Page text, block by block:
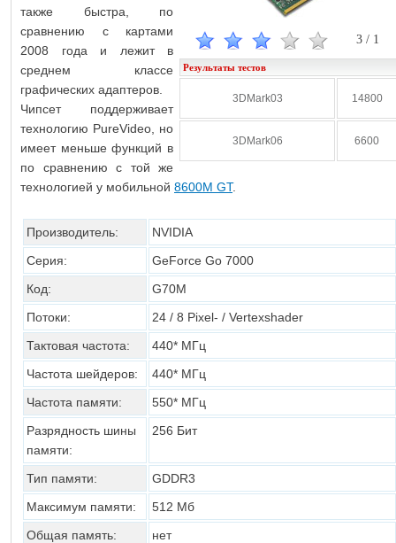
3 / 1
Результаты тестов
3DMark03 14800
3DMark06 6600
также быстра, по
сравнению с картами
2008 года и лежит в
среднем классе
графических адаптеров.
Чипсет поддерживает
технологию PureVideo, но
имеет меньше функций в
по сравнению с той же
технологией у мобильной 8600M GT.
Производитель:
NVIDIA
Серия:
GeForce Go 7000
Код:
G70M
Потоки:
24 / 8 Pixel- / Vertexshader
Тактовая частота:
440* МГц
Частота шейдеров:
440* МГц
Частота памяти:
550* МГц
Разрядность шины
памяти:
256 Бит
Тип памяти:
GDDR3
Максимум памяти:
512 Мб
Общая память:
нет